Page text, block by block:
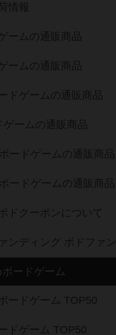
情報
ームの通販商品
ームの通販商品
ドゲームの通販商品
ゲームの通販商品
ードゲームの通販商品
ードゲームの通販商品
ドクーポンについて
ンディング ボドファン
ードゲーム
ードゲーム TOP50
ドゲーム TOP50